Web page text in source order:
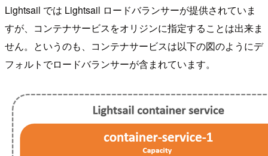
Lightsail では Lightsail ロードバランサーが提供されていま
すが、コンテナサービスをオリジンに指定することは出来ま
せん。というのも、コンテナサービスは以下の図のようにデ
フォルトでロードバランサーが含まれています。